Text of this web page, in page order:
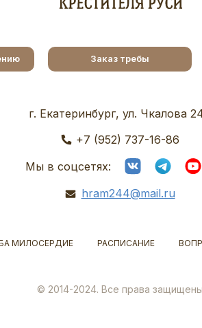
Заказ требы
г. Екатеринбург, ул. Чкалова
+7 (952) 737-16-86
Мы в соцсетях:
hram244@mail.ru
МИЛОСЕРДИЕ РАСПИСАНИЕ
© 2014-2024. Все права защищены